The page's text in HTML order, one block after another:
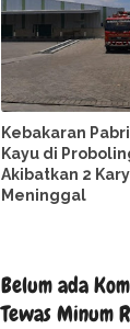
Kebakaran
Kayu di
Akibatkan 2
Meninggal
Belum ada
Tewas Minum